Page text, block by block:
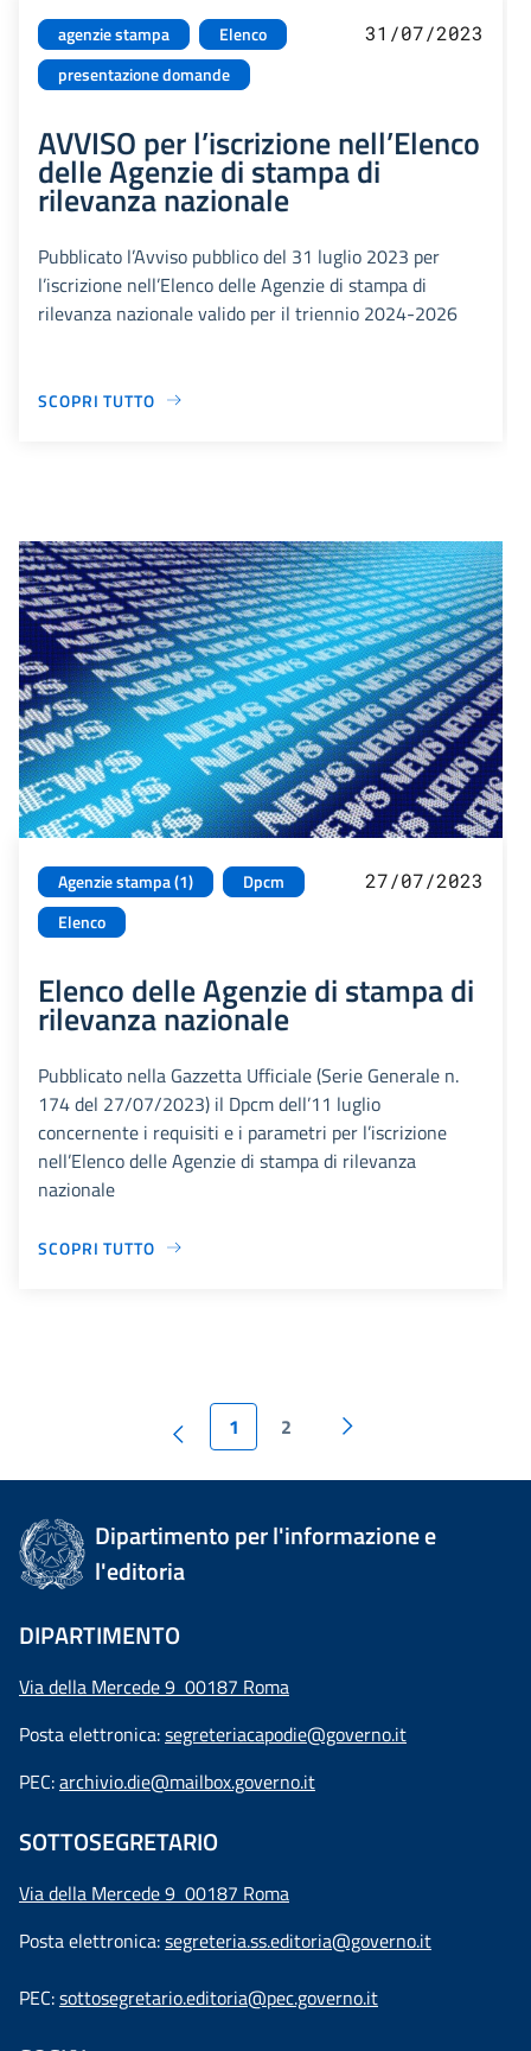
agenzie stampa
Elenco
presentazione domande
31/07/2023
AVVISO per l’iscrizione nell’Elenco
delle Agenzie di stampa di
rilevanza nazionale
Pubblicato l’Avviso pubblico del 31 luglio 2023 per
l’iscrizione nell’Elenco delle Agenzie di stampa di
rilevanza nazionale valido per il triennio 2024-2026
SCOPRI TUTTO
Agenzie stampa (1)
Dpcm
Elenco
27/07/2023
Elenco delle Agenzie di stampa di
rilevanza nazionale
Pubblicato nella Gazzetta Ufficiale (Serie Generale n.
174 del 27/07/2023) il Dpcm dell’11 luglio
concernente i requisiti e i parametri per l’iscrizione
nell’Elenco delle Agenzie di stampa di rilevanza
nazionale
SCOPRI TUTTO
1 2
Dipartimento per l'informazione e
l'editoria
DIPARTIMENTO
Via della Mercede 9 00187 Roma
Posta elettronica:segreteriacapodie@governo.it
PEC:archivio.die@mailbox.governo.it
SOTTOSEGRETARIO
Via della Mercede 9 00187 Roma
Posta elettronica:segreteria.ss.editoria@governo.it
PEC:sottosegretario.editoria@pec.governo.it